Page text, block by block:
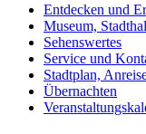
Entdecken und
Museum,
Sehenswertes
Service und
Stadtplan,
Übernachten